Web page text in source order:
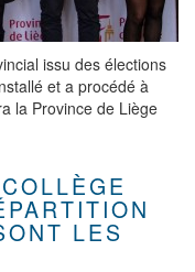
issu des élections
et a procédé à
la Province de Liège
LES